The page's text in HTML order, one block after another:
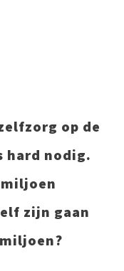
op de
hard nodig.
miljoen
zijn gaan